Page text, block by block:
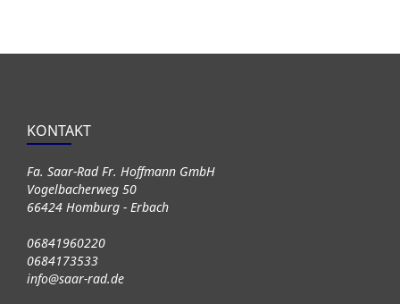
KONTAKT
Fa. Saar-Rad Fr. Hoffmann GmbH
Vogelbacherweg 50
66424 Homburg - Erbach
06841960220
0684173533
info@saar-rad.de